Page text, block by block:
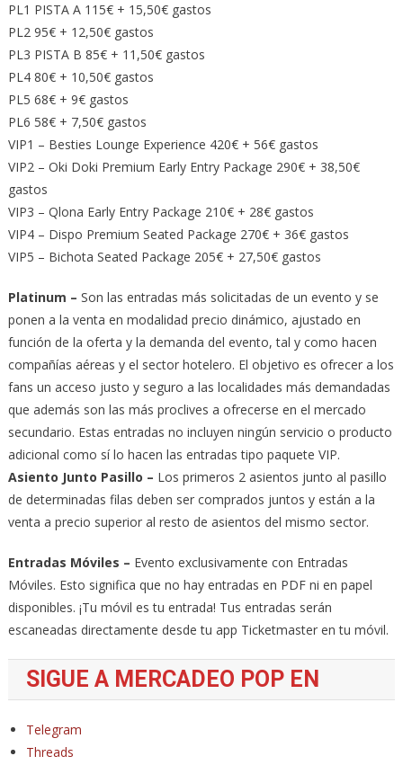
PL1 PISTA A 115€ + 15,50€ gastos
PL2 95€ + 12,50€ gastos
PL3 PISTA B 85€ + 11,50€ gastos
PL4 80€ + 10,50€ gastos
PL5 68€ + 9€ gastos
PL6 58€ + 7,50€ gastos
VIP1 – Besties Lounge Experience 420€ + 56€ gastos
VIP2 – Oki Doki Premium Early Entry Package 290€ + 38,50€
gastos
VIP3 – Qlona Early Entry Package 210€ + 28€ gastos
VIP4 – Dispo Premium Seated Package 270€ + 36€ gastos
VIP5 – Bichota Seated Package 205€ + 27,50€ gastos
Platinum – Son las entradas más solicitadas de un evento y se
ponen a la venta en modalidad precio dinámico, ajustado en
función de la oferta y la demanda del evento, tal y como hacen
compañías aéreas y el sector hotelero. El objetivo es ofrecer a los
fans un acceso justo y seguro a las localidades más demandadas
que además son las más proclives a ofrecerse en el mercado
secundario. Estas entradas no incluyen ningún servicio o producto
adicional como sí lo hacen las entradas tipo paquete VIP.
Asiento Junto Pasillo – Los primeros 2 asientos junto al pasillo
de determinadas filas deben ser comprados juntos y están a la
venta a precio superior al resto de asientos del mismo sector.
Entradas Móviles – Evento exclusivamente con Entradas
Móviles. Esto significa que no hay entradas en PDF ni en papel
disponibles. ¡Tu móvil es tu entrada! Tus entradas serán
escaneadas directamente desde tu app Ticketmaster en tu móvil.
SIGUE A MERCADEO POP EN
Telegram
Threads